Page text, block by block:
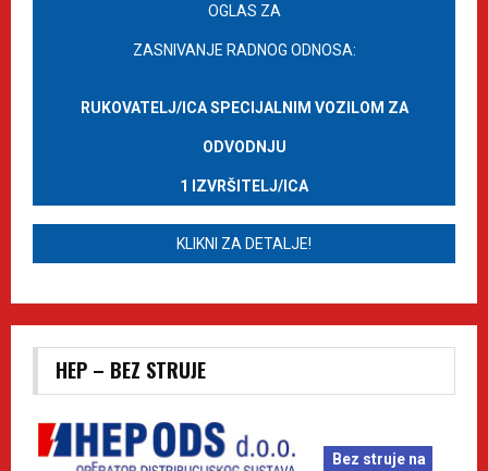
OGLAS ZA
ZASNIVANJE RADNOG ODNOSA:
RUKOVATELJ/ICA SPECIJALNIM VOZILOM ZA
ODVODNJU
1 IZVRŠITELJ/ICA
KLIKNI ZA DETALJE!
HEP – BEZ STRUJE
Bez struje na